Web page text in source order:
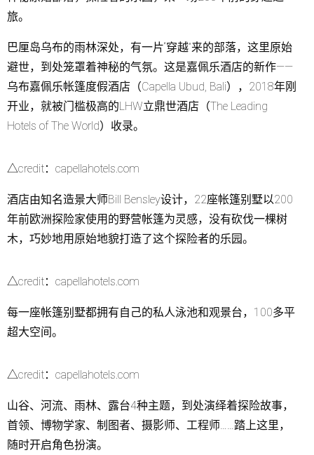
旅。
巴厘岛乌布的雨林深处，有一片“穿越”来的部落，这里原始
避世，到处笼罩着神秘的气氛。这是嘉佩乐酒店的新作——
乌布嘉佩乐帐篷度假酒店（Capella Ubud, Bali），2018年刚
开业，就被门槛极高的LHW立鼎世酒店（The Leading
Hotels of The World）收录。
△credit：capellahotels.com
酒店由知名造景大师Bill Bensley设计，22座帐篷别墅以200
年前欧洲探险家使用的野营帐篷为灵感，没有砍伐一棵树
木，巧妙地用原始地貌打造了这个探险者的乐园。
△credit：capellahotels.com
每一座帐篷别墅都拥有自己的私人泳池和观景台，100多平
超大空间。
△credit：capellahotels.com
山谷、河流、雨林、露台4种主题，到处演绎着探险故事，
首领、博物学家、制图者、摄影师、工程师……踏上这里，
随时开启角色扮演。